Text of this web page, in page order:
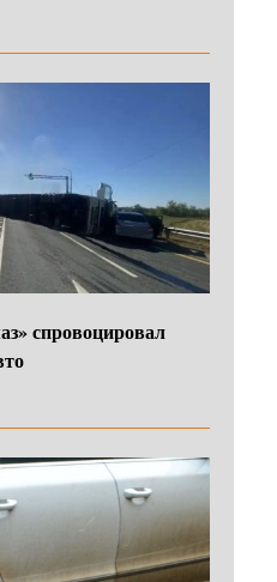
спровоцировал